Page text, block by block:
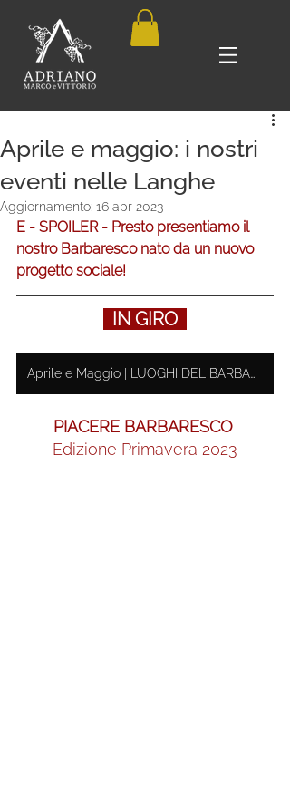
Aprile e maggio: i nostri
eventi nelle Langhe
Aggiornamento: 16 apr 2023
E - SPOILER - Presto presentiamo il
nostro Barbaresco nato da un nuovo
progetto sociale!
  IN GIRO
Aprile e Maggio | LUOGHI DEL BARBARESCO
PIACERE BARBARESCO
Edizione Primavera 2023